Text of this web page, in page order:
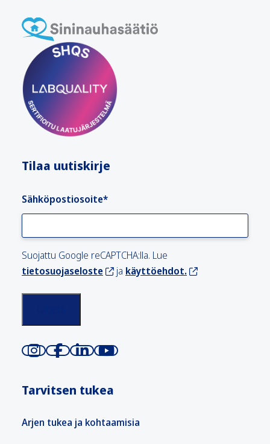
Tilaa uutiskirje
Sähköpostiosoite*
Suojattu Google reCAPTCHA:lla. Lue
tietosuojaseloste
ja käyttöehdot.
Tarvitsen tukea
Arjen tukea ja kohtaamisia